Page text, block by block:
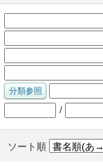
/
ソート順